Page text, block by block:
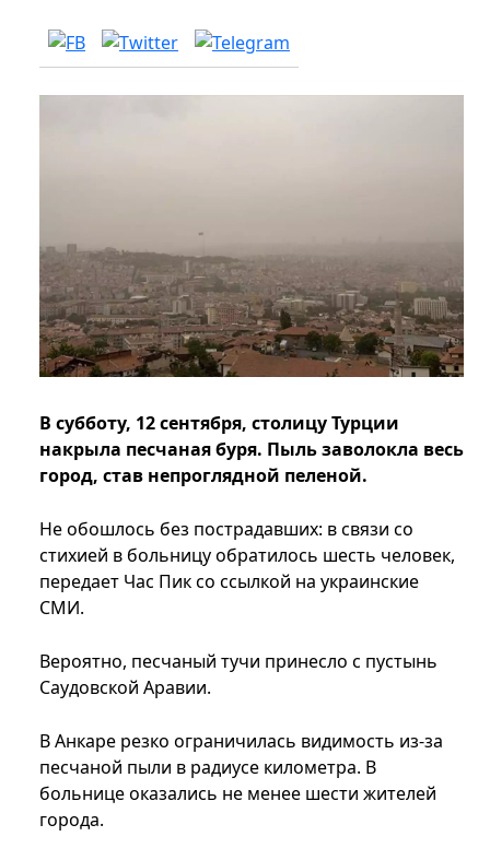
В субботу, 12 сентября, столицу Турции
накрыла песчаная буря. Пыль заволокла весь
город, став непроглядной пеленой.
Не обошлось без пострадавших: в связи со
стихией в больницу обратилось шесть человек,
передает Час Пик со ссылкой на украинские
СМИ.
Вероятно, песчаный тучи принесло с пустынь
Саудовской Аравии.
В Анкаре резко ограничилась видимость из-за
песчаной пыли в радиусе километра. В
больнице оказались не менее шести жителей
города.